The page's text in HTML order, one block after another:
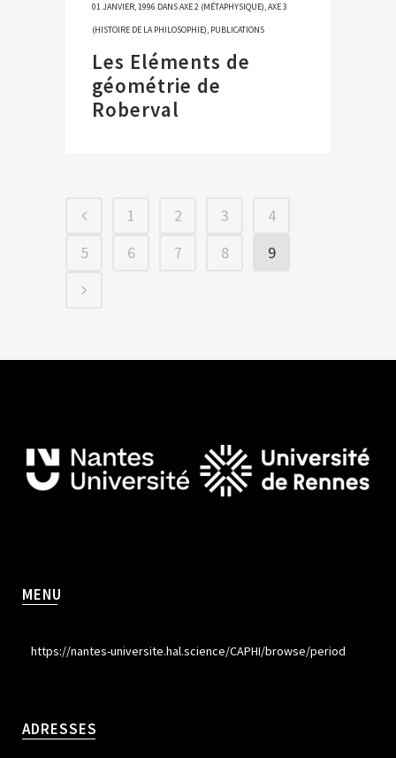
01 JANVIER, 1996 DANSAXE 2 (MÉTAPHYSIQUE),AXE 3
(HISTOIRE DE LA PHILOSOPHIE), PUBLICATIONS
Les Eléments de
géométrie de
Roberval
1 2 3
4
5
6 7 8 9
MENU
https://nantes-universite.hal.science/CAPHI/browse/period
ADRESSES